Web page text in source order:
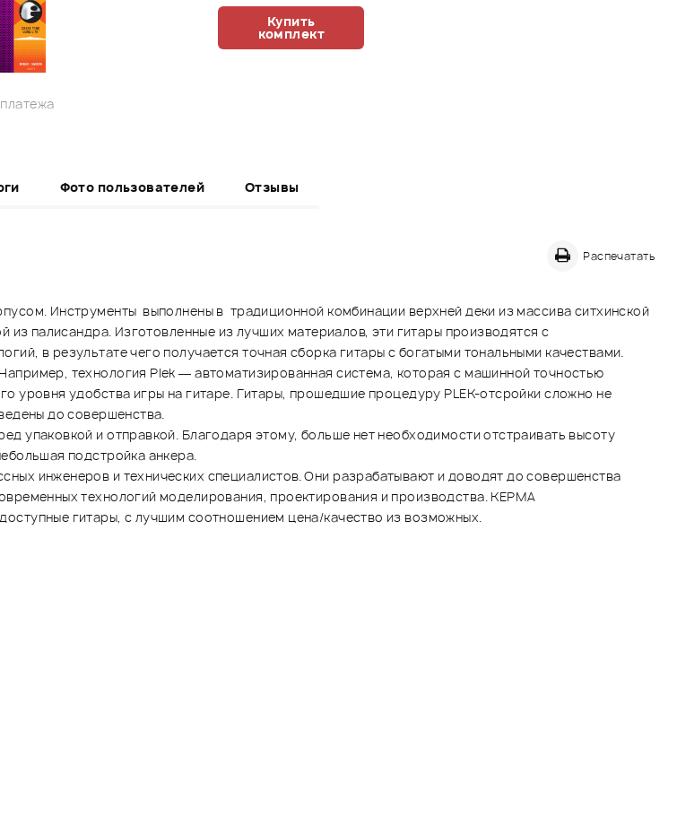
Купить
комплект
Фото пользователей Отзывы
Распечатать
Инструменты выполнены в традиционной комбинации верхней деки из массива ситхинской
из палисандра. Изготовленные из лучших материалов, эти гитары производятся с
в результате чего получается точная сборка гитары с богатыми тональными качествами.
технология Plek — автоматизированная система, которая с машинной точностью
уровня удобства игры на гитаре. Гитары, прошедшие процедуру PLEK-отсройки сложно не
до совершенства.
упаковкой и отправкой. Благодаря этому, больше нет необходимости отстраивать высоту
подстройка анкера.
инженеров и технических специалистов. Они разрабатывают и доводят до совершенства
технологий моделирования, проектирования и производства. KEPMA
гитары, с лучшим соотношением цена/качество из возможных.